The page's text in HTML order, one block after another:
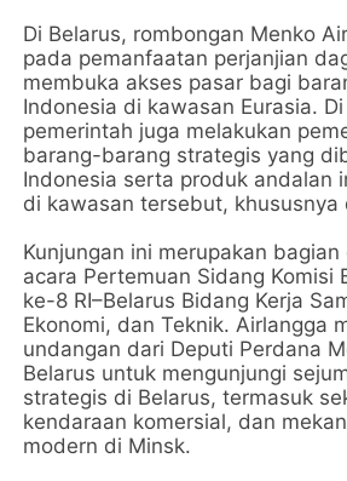
Di Belarus, rombongan Menko
pada pemanfaatan perjanjian
membuka akses pasar bagi
Indonesia di kawasan Eurasia.
pemerintah juga melakukan
barang-barang strategis yang
Indonesia serta produk andalan
di kawasan tersebut, khususnya
Kunjungan ini merupakan
acara Pertemuan Sidang Komisi
ke-8 RI–Belarus Bidang Kerja
Ekonomi, dan Teknik. Airlangga
undangan dari Deputi Perdana
Belarus untuk mengunjungi
strategis di Belarus, termasuk
kendaraan komersial, dan
modern di Minsk.